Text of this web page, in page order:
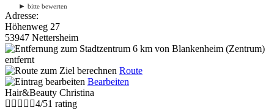
► bitte bewerten
Adresse:
Höhenweg 27
53947 Nettersheim
6 km von Blankenheim (Zentrum)
entfernt
Route
Bearbeiten
Hair&Beauty Christina
4/51 rating